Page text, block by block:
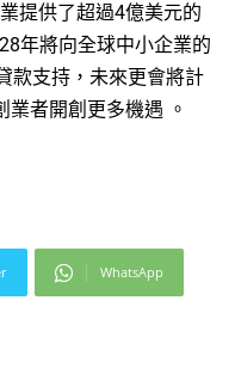
提供了超過4億美元的
年將向全球中小企業的
款支持，未來更會將計
業者開創更多機遇 。
WhatsApp